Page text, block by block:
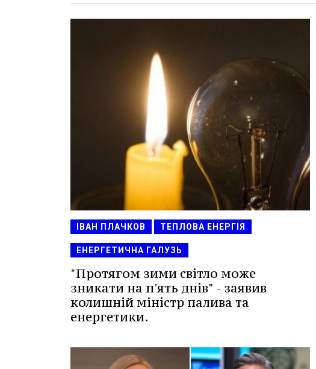
ІВАН ПЛАЧКОВ ТЕПЛОВА ЕНЕРГІЯ
ЕНЕРГЕТИЧНА ГАЛУЗЬ
"Протягом зими світло може
зникати на п'ять днів" - заявив
колишній міністр палива та
енергетики.